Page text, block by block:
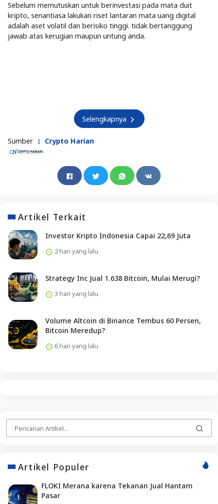
Sebelum memutuskan untuk berinvestasi pada mata duit
kripto, senantiasa lakukan riset lantaran mata uang digital
adalah aset volatil dan berisiko tinggi. tidak bertanggung
jawab atas kerugian maupun untung anda.
Selengkapnya
Sumber Crypto Harian
Artikel Terkait
Investor Kripto Indonesia Capai 22,69 Juta
2 hari yang lalu
Strategy Inc Jual 1.638 Bitcoin, Mulai Merugi?
3 hari yang lalu
Volume Altcoin di Binance Tembus 60 Persen,
Bitcoin Meredup?
6 hari yang lalu
Artikel Populer
FLOKI Merana karena Tekanan Jual Hantam
Pasar